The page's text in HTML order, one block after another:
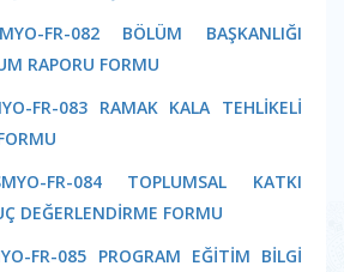
FR-082 BÖLÜM BAŞKANLIĞI
RAPORU FORMU
FR-083 RAMAK KALA TEHLİKELİ
FR-084 TOPLUMSAL KATKI
DEĞERLENDİRME FORMU
FR-085 PROGRAM EĞİTİM BİLGİ